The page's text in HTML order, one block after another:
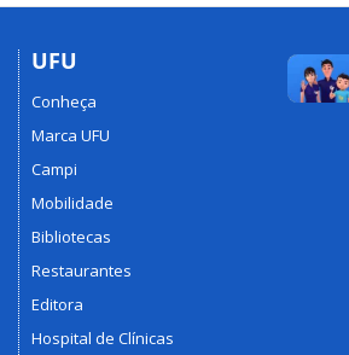
UFU
Conheça
Marca UFU
Campi
Mobilidade
Bibliotecas
Restaurantes
Editora
Hospital de Clínicas